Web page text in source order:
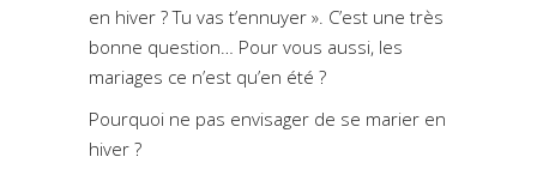
en hiver ? Tu vas t’ennuyer ». C’est une très
bonne question… Pour vous aussi, les
mariages ce n’est qu’en été ?
Pourquoi ne pas envisager de se marier en
hiver ?